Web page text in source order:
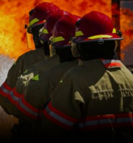
Podróże z historią